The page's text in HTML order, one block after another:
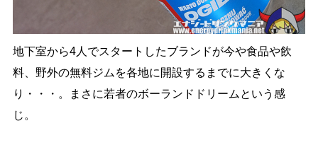
地下室から4人でスタートしたブランドが今や食品や飲
料、野外の無料ジムを各地に開設するまでに大きくな
り・・・。まさに若者のボーランドドリームという感
じ。